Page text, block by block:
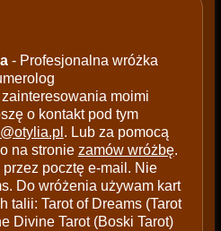
- Profesjonalna wróżka
moimi
o kontakt pod tym
. Lub za pomocą
na stronie zamów wróżbę.
pocztę e-mail. Nie
Do wróżenia używam kart
talii: Tarot of Dreams (Tarot
Divine Tarot (Boski Tarot)